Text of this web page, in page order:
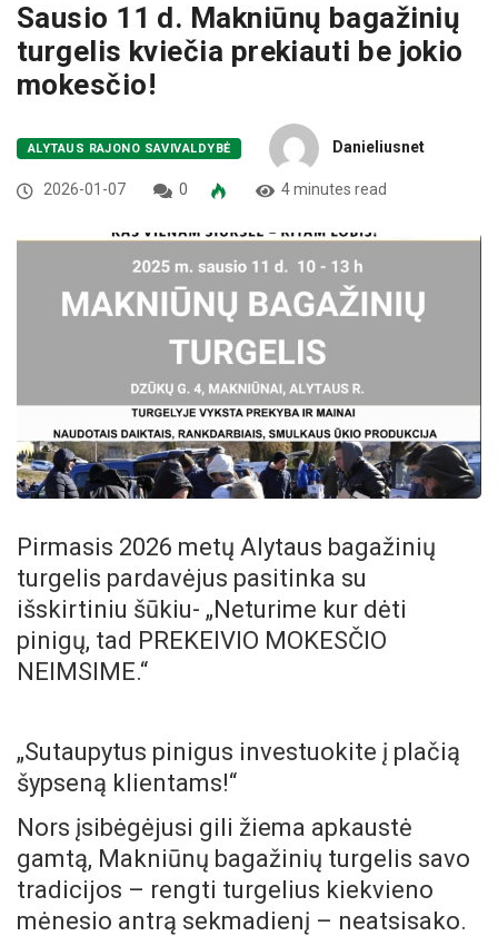
Sausio 11 d. Makniūnų bagažinių
turgelis kviečia prekiauti be jokio
mokesčio!
ALYTAUS RAJONO SAVIVALDYBĖ Danieliusnet
2026-01-07 0 4 minutes read
Pirmasis 2026 metų Alytaus bagažinių
turgelis pardavėjus pasitinka su
išskirtiniu šūkiu- „Neturime kur dėti
pinigų, tad PREKEIVIO MOKESČIO
NEIMSIME.“
„Sutaupytus pinigus investuokite į plačią
šypseną klientams!“
Nors įsibėgėjusi gili žiema apkaustė
gamtą, Makniūnų bagažinių turgelis savo
tradicijos – rengti turgelius kiekvieno
mėnesio antrą sekmadienį – neatsisako.